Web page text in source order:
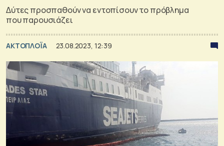
Δύτες προσπαθούν να εντοπίσουν το πρόβλημα
που παρουσιάζει
ΑΚΤΟΠΛΟΪΑ 23.08.2023, 12:39